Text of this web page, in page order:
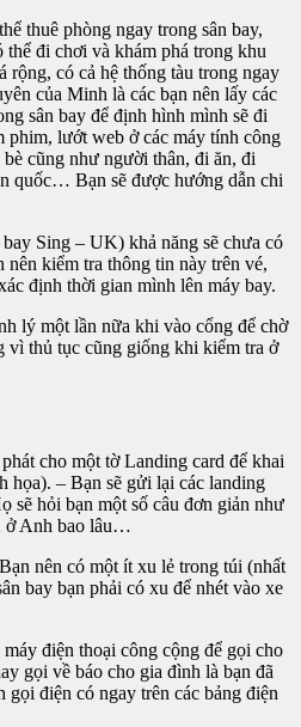
thuê phòng ngay trong sân bay,
thể đi chơi và khám phá trong khu
rộng, có cả hệ thống tàu trong ngay
của Minh là các bạn nên lấy các
sân bay để định hình mình sẽ đi
phim, lướt web ở các máy tính công
cũng như người thân, đi ăn, đi
quốc… Bạn sẽ được hướng dẫn chi
Sing – UK) khả năng sẽ chưa có
nên kiểm tra thông tin này trên vé,
định thời gian mình lên máy bay.
lý một lần nữa khi vào cổng để chờ
vì thủ tục cũng giống khi kiểm tra ở
cho một tờ Landing card để khai
họa). – Bạn sẽ gửi lại các landing
sẽ hỏi bạn một số câu đơn giản như
ở Anh bao lâu…
nên có một ít xu lẻ trong túi (nhất
bay bạn phải có xu để nhét vào xe
điện thoại công cộng để gọi cho
gọi về báo cho gia đình là bạn đã
gọi điện có ngay trên các bảng điện